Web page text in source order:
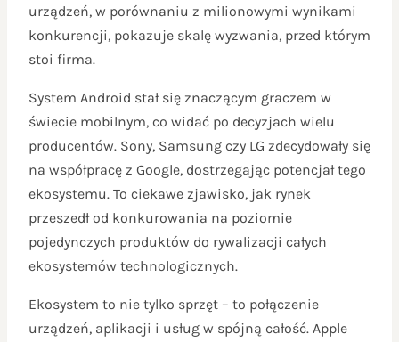
urządzeń, w porównaniu z milionowymi wynikami
konkurencji, pokazuje skalę wyzwania, przed którym
stoi firma.
System Android stał się znaczącym graczem w
świecie mobilnym, co widać po decyzjach wielu
producentów. Sony, Samsung czy LG zdecydowały się
na współpracę z Google, dostrzegając potencjał tego
ekosystemu. To ciekawe zjawisko, jak rynek
przeszedł od konkurowania na poziomie
pojedynczych produktów do rywalizacji całych
ekosystemów technologicznych.
Ekosystem to nie tylko sprzęt – to połączenie
urządzeń, aplikacji i usług w spójną całość. Apple